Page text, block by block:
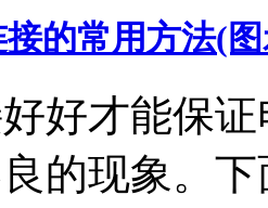
的常用方法(
好才能保
的现象。